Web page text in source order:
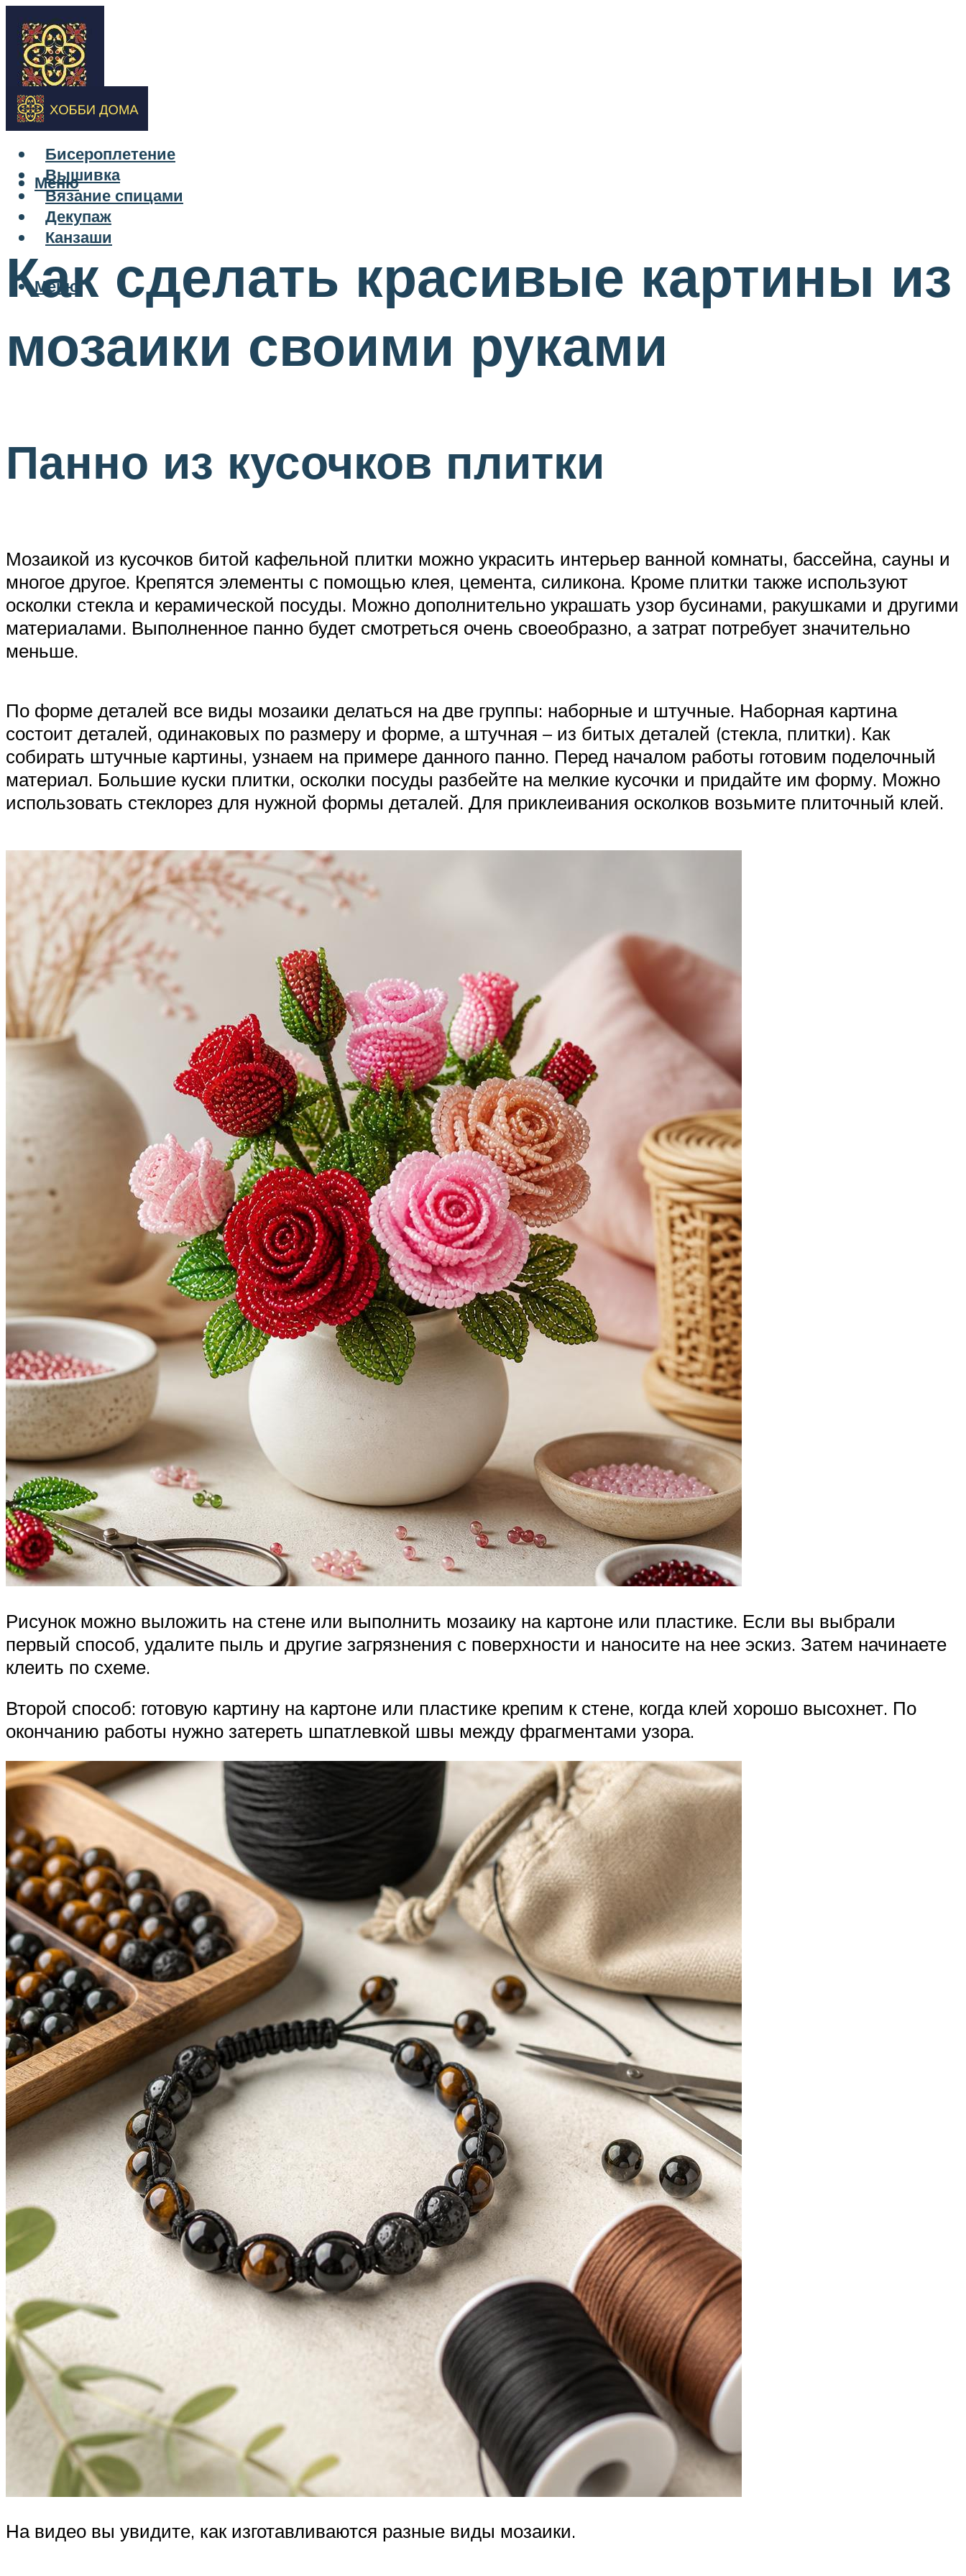
Бисероплетение
Вышивка
Вязание спицами
Декупаж
Канзаши
Меню
Меню
Как сделать красивые картины из
мозаики своими руками
Панно из кусочков плитки
Мозаикой из кусочков битой кафельной плитки можно украсить интерьер ванной комнаты, бассейна, сауны и
многое другое. Крепятся элементы с помощью клея, цемента, силикона. Кроме плитки также используют
осколки стекла и керамической посуды. Можно дополнительно украшать узор бусинами, ракушками и другими
материалами. Выполненное панно будет смотреться очень своеобразно, а затрат потребует значительно
меньше.
По форме деталей все виды мозаики делаться на две группы: наборные и штучные. Наборная картина
состоит деталей, одинаковых по размеру и форме, а штучная – из битых деталей (стекла, плитки). Как
собирать штучные картины, узнаем на примере данного панно. Перед началом работы готовим поделочный
материал. Большие куски плитки, осколки посуды разбейте на мелкие кусочки и придайте им форму. Можно
использовать стеклорез для нужной формы деталей. Для приклеивания осколков возьмите плиточный клей.
Рисунок можно выложить на стене или выполнить мозаику на картоне или пластике. Если вы выбрали
первый способ, удалите пыль и другие загрязнения с поверхности и наносите на нее эскиз. Затем начинаете
клеить по схеме.
Второй способ: готовую картину на картоне или пластике крепим к стене, когда клей хорошо высохнет. По
окончанию работы нужно затереть шпатлевкой швы между фрагментами узора.
На видео вы увидите, как изготавливаются разные виды мозаики.